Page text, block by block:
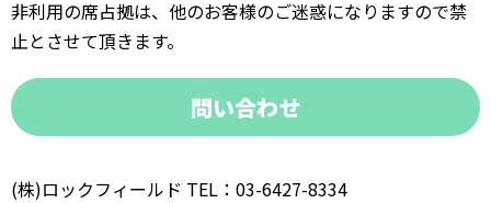
非利用の席占拠は、他のお客様のご迷惑になりますので禁
止とさせて頂きます。
問い合わせ
(株)ロックフィールド TEL：03-6427-8334